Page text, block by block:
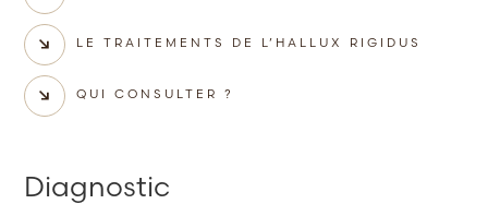
LE TRAITEMENTS DE L’HALLUX RIGIDUS
QUI CONSULTER ?
Diagnostic